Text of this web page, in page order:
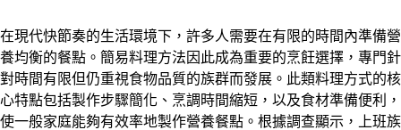
在現代快節奏的生活環境下，許多人需要在有限的時間內準備營
養均衡的餐點。簡易料理方法因此成為重要的烹飪選擇，專門針
對時間有限但仍重視食物品質的族群而發展。此類料理方式的核
心特點包括製作步驟簡化、烹調時間縮短，以及食材準備便利，
使一般家庭能夠有效率地製作營養餐點。根據調查顯示，上班族